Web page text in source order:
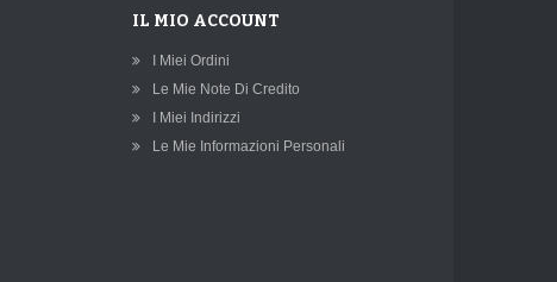
IL MIO ACCOUNT
I Miei Ordini
Le Mie Note Di Credito
I Miei Indirizzi
Le Mie Informazioni Personali